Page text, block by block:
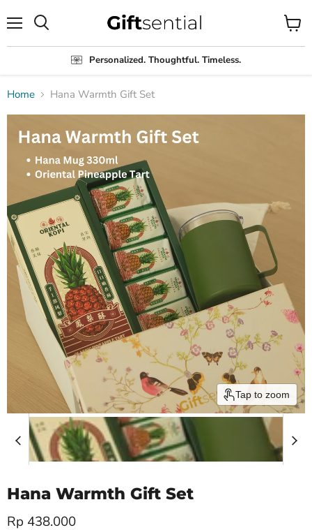
Personalized. Thoughtful. Timeless.
View
cart
Home Hana Warmth Gift Set
Tap to zoom
Hana Warmth Gift Set
Current price
Rp 438.000